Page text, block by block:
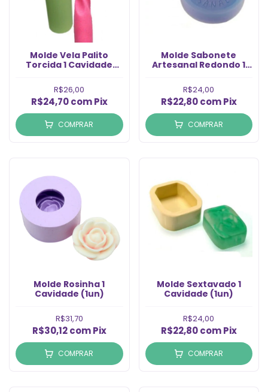
Molde Vela Palito
Torcida 1 Cavidade
R$26,00
R$24,70com Pix
COMPRAR
Molde Sabonete
Artesanal Redondo 1
R$24,00
R$22,80com Pix
COMPRAR
Molde Rosinha 1
Cavidade (1un)
R$31,70
R$30,12com Pix
COMPRAR
Molde Sextavado 1
Cavidade (1un)
R$24,00
R$22,80com Pix
COMPRAR